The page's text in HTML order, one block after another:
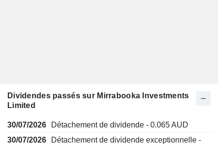
Dividendes passés sur Mirrabooka Investments
Limited
30/07/2026
Détachement de dividende - 0.065 AUD
30/07/2026
Détachement de dividende exceptionnelle -